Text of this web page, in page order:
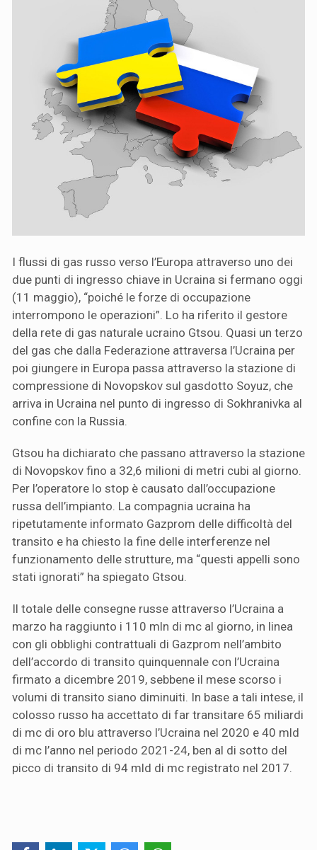
I flussi di gas russo verso l’Europa attraverso uno dei
due punti di ingresso chiave in Ucraina si fermano oggi
(11 maggio), “poiché le forze di occupazione
interrompono le operazioni”. Lo ha riferito il gestore
della rete di gas naturale ucraino Gtsou. Quasi un terzo
del gas che dalla Federazione attraversa l’Ucraina per
poi giungere in Europa passa attraverso la stazione di
compressione di Novopskov sul gasdotto Soyuz, che
arriva in Ucraina nel punto di ingresso di Sokhranivka al
confine con la Russia.
Gtsou ha dichiarato che passano attraverso la stazione
di Novopskov fino a 32,6 milioni di metri cubi al giorno.
Per l’operatore lo stop è causato dall’occupazione
russa dell’impianto. La compagnia ucraina ha
ripetutamente informato Gazprom delle difficoltà del
transito e ha chiesto la fine delle interferenze nel
funzionamento delle strutture, ma “questi appelli sono
stati ignorati” ha spiegato Gtsou.
Il totale delle consegne russe attraverso l’Ucraina a
marzo ha raggiunto i 110 mln di mc al giorno, in linea
con gli obblighi contrattuali di Gazprom nell’ambito
dell’accordo di transito quinquennale con l’Ucraina
firmato a dicembre 2019, sebbene il mese scorso i
volumi di transito siano diminuiti. In base a tali intese, il
colosso russo ha accettato di far transitare 65 miliardi
di mc di oro blu attraverso l’Ucraina nel 2020 e 40 mld
di mc l’anno nel periodo 2021-24, ben al di sotto del
picco di transito di 94 mld di mc registrato nel 2017.